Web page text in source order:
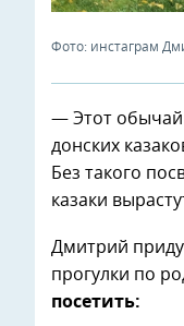
Фото: инстаграм
— Этот обычай
донских
Без такого
казаки
Дмитрий
прогулки по
посетить: